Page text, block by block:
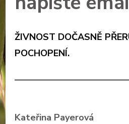
ŽIVNOST DOČASNĚ
POCHOPENÍ.
Kateřina Payerová